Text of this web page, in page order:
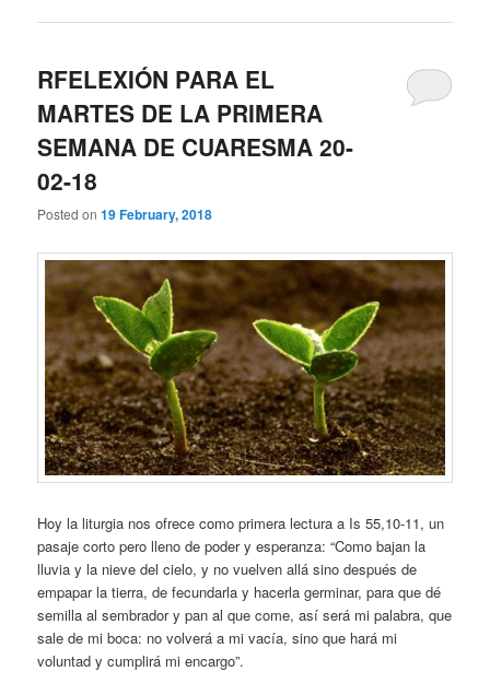
RFELEXIÓN PARA EL
MARTES DE LA PRIMERA
SEMANA DE CUARESMA 20-
02-18
Posted on19 February, 2018
Hoy la liturgia nos ofrece como primera lectura a Is 55,10-11, un
pasaje corto pero lleno de poder y esperanza: “Como bajan la
lluvia y la nieve del cielo, y no vuelven allá sino después de
empapar la tierra, de fecundarla y hacerla germinar, para que dé
semilla al sembrador y pan al que come, así será mi palabra, que
sale de mi boca: no volverá a mi vacía, sino que hará mi
voluntad y cumplirá mi encargo”.